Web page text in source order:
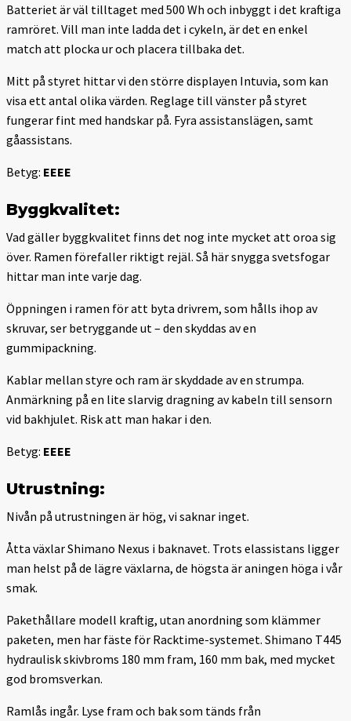
Batteriet är väl tilltaget med 500 Wh och inbyggt i det kraftiga
ramröret. Vill man inte ladda det i cykeln, är det en enkel
match att plocka ur och placera tillbaka det.
Mitt på styret hittar vi den större displayen Intuvia, som kan
visa ett antal olika värden. Reglage till vänster på styret
fungerar fint med handskar på. Fyra assistanslägen, samt
gåassistans.
Betyg: EEEE
Byggkvalitet:
Vad gäller byggkvalitet finns det nog inte mycket att oroa sig
över. Ramen förefaller riktigt rejäl. Så här snygga svetsfogar
hittar man inte varje dag.
Öppningen i ramen för att byta drivrem, som hålls ihop av
skruvar, ser betryggande ut – den skyddas av en
gummipackning.
Kablar mellan styre och ram är skyddade av en strumpa.
Anmärkning på en lite slarvig dragning av kabeln till sensorn
vid bakhjulet. Risk att man hakar i den.
Betyg: EEEE
Utrustning:
Nivån på utrustningen är hög, vi saknar inget.
Åtta växlar Shimano Nexus i baknavet. Trots elassistans ligger
man helst på de lägre växlarna, de högsta är aningen höga i vår
smak.
Pakethållare modell kraftig, utan anordning som klämmer
paketen, men har fäste för Racktime-systemet. Shimano T445
hydraulisk skivbroms 180 mm fram, 160 mm bak, med mycket
god bromsverkan.
Ramlås ingår. Lyse fram och bak som tänds från